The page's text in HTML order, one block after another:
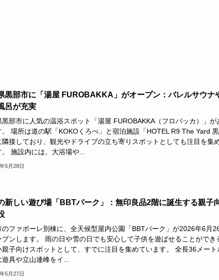
黒部市に「湯屋 FUROBAKKA」がオープン：バレルサウナ
呂が充実
黒部市に人気の温浴スポット「湯屋 FUROBAKKA（フロバッカ）」が
。 場所は道の駅「KOKOくろべ」と宿泊施設「HOTEL R9 The Yard 黒
隣接しており、観光やドライブの立ち寄りスポットとしても注目を集
施設内には、大浴場や...
5月28日
新しい遊び場「BBTパーク」：無印良品2階に誕生する親子
のファボーレ別棟に、全天候型屋内公園「BBTパーク」が2026年6月
プンします。 雨の日や雪の日でも安心して子供を遊ばせることができ
親子向けスポットとして、すでに注目を集めています。 全長36メート
具や立山連峰をイ...
5月27日